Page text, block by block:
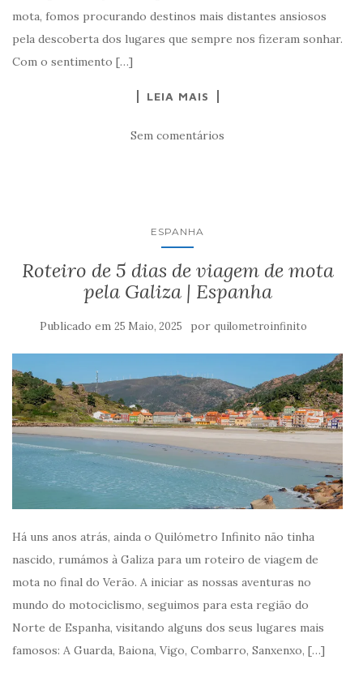
mota, fomos procurando destinos mais distantes ansiosos
pela descoberta dos lugares que sempre nos fizeram sonhar.
Com o sentimento […]
LEIA MAIS
Sem comentários
ESPANHA
Roteiro de 5 dias de viagem de mota
pela Galiza | Espanha
Publicado em 25 Maio, 2025 por quilometroinfinito
Há uns anos atrás, ainda o Quilómetro Infinito não tinha
nascido, rumámos à Galiza para um roteiro de viagem de
mota no final do Verão. A iniciar as nossas aventuras no
mundo do motociclismo, seguimos para esta região do
Norte de Espanha, visitando alguns dos seus lugares mais
famosos: A Guarda, Baiona, Vigo, Combarro, Sanxenxo, […]